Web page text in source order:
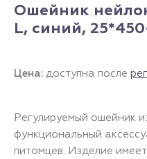
Ошейник
L, синий,
Цена: доступна после
Регулируемый ошейник
функциональный
питомцев. Изделие